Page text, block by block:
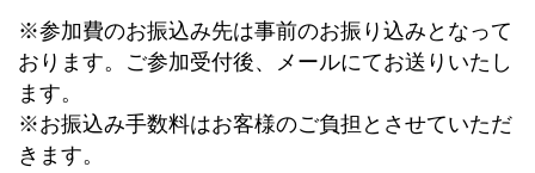
※参加費のお振込み先は事前のお振り込みとなって
おります。ご参加受付後、メールにてお送りいたし
ます。
※お振込み手数料はお客様のご負担とさせていただ
きます。